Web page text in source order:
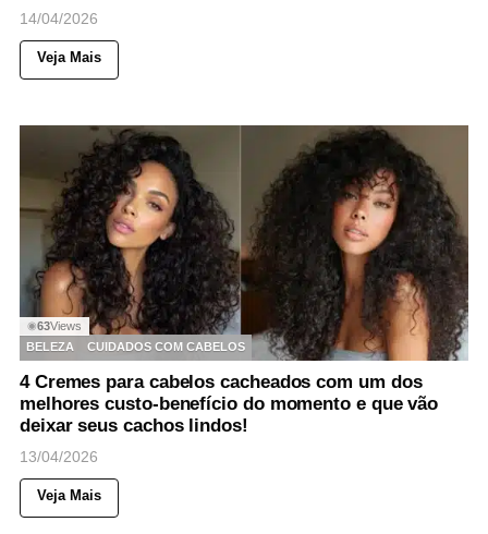
14/04/2026
Veja Mais
◉63Views
BELEZA
CUIDADOS COM CABELOS
4 Cremes para cabelos cacheados com um dos
melhores custo-benefício do momento e que vão
deixar seus cachos lindos!
13/04/2026
Veja Mais